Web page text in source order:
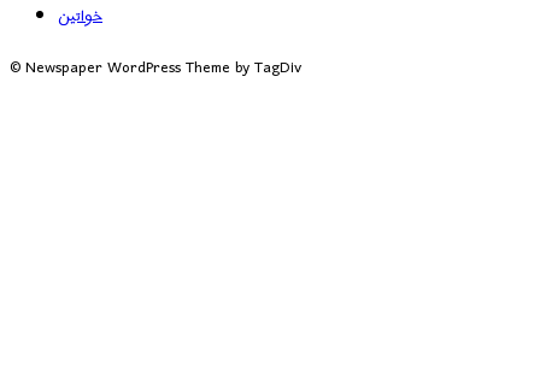
خواتین
© Newspaper WordPress Theme by TagDiv